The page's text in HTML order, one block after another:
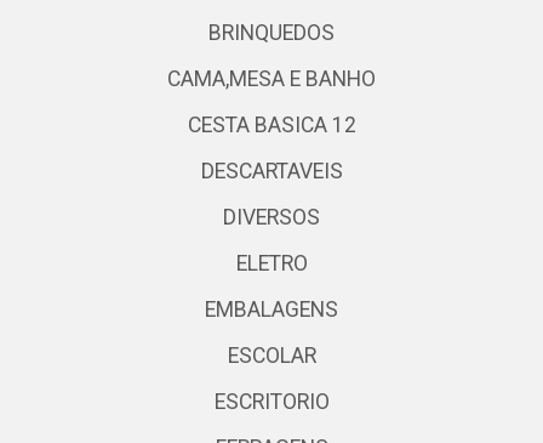
BRINQUEDOS
CAMA,MESA E BANHO
CESTA BASICA 12
DESCARTAVEIS
DIVERSOS
ELETRO
EMBALAGENS
ESCOLAR
ESCRITORIO